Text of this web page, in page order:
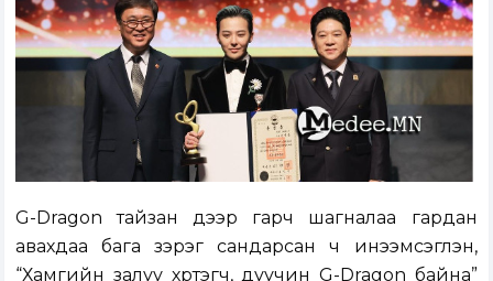
G-Dragon тайзан дээр гарч шагналаа гардан
авахдаа бага зэрэг сандарсан ч инээмсэглэн,
“Хамгийн залуу хүртэгч, дуучин G-Dragon байна”